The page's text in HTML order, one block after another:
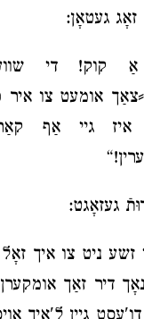
געטאָן:
קוק! די
אומעט צו איר
איז גיי אַף
“
תֿ געזאָגט:
זשע ניט צו איך
דיר זאַך
גיין ל′איך